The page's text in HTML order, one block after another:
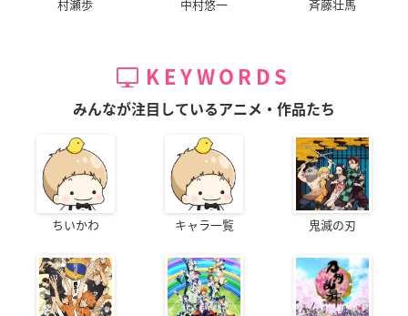
村瀬歩 中村悠一 斉藤壮馬
KEYWORDS
みんなが注目しているアニメ・作品たち
ちいかわ キャラ一覧 鬼滅の刃